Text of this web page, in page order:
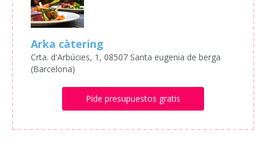
Arka càtering
Crta. d'Arbúcies, 1, 08507 Santa eugenia de berga
(Barcelona)
Pide presupuestos gratis